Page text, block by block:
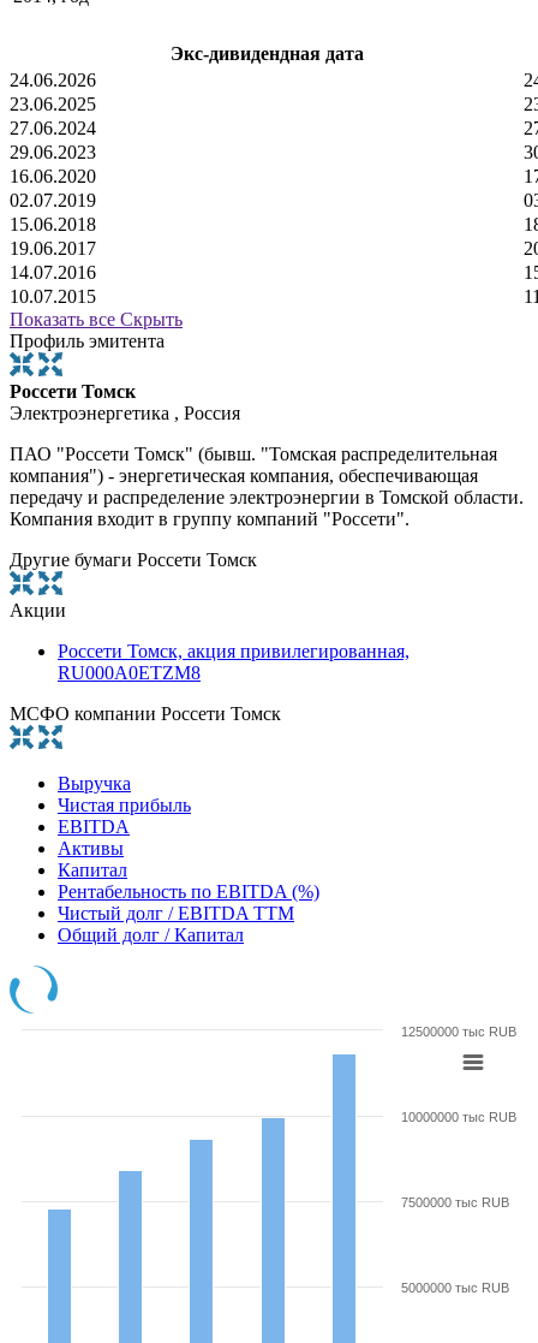
Экс-дивидендная дата
24.06.2026
23.06.2025
27.06.2024
29.06.2023
16.06.2020
02.07.2019
15.06.2018
19.06.2017
14.07.2016
10.07.2015
Показать все Скрыть
Профиль эмитента
Россети Томск
Электроэнергетика , Россия
ПАО "Россети Томск" (бывш. "Томская распределительная
компания") - энергетическая компания, обеспечивающая
передачу и распределение электроэнергии в Томской области.
Компания входит в группу компаний "Россети".
Другие бумаги Россети Томск
Акции
Россети Томск, акция привилегированная,
RU000A0ETZM8
МСФО компании Россети Томск
Выручка
Чистая прибыль
EBITDA
Активы
Капитал
Рентабельность по EBITDA (%)
Чистый долг / EBITDA TTM
Общий долг / Капитал
5000000 тыс RUB
7500000 тыс RUB
10000000 тыс RUB
12500000 тыс RUB